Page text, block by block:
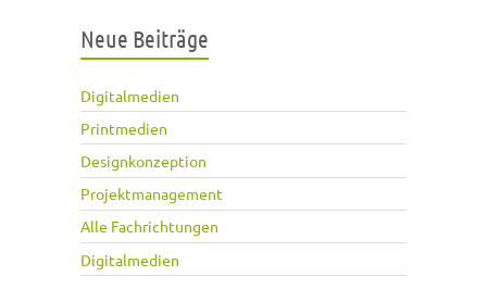
Neue Beiträge
Digitalmedien
Printmedien
Designkonzeption
Projektmanagement
Alle Fachrichtungen
Digitalmedien